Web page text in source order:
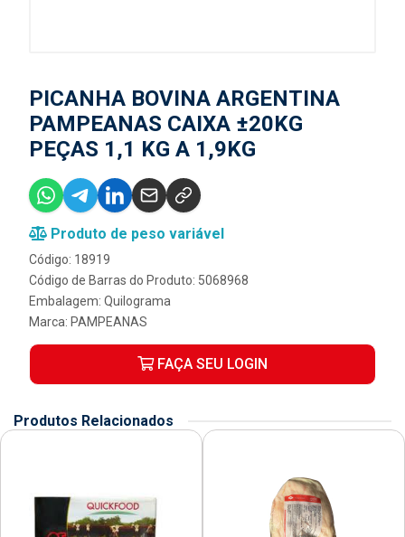
PICANHA BOVINA ARGENTINA
PAMPEANAS CAIXA ±20KG
PEÇAS 1,1 KG A 1,9KG
Produto de peso variável
Código: 18919
Código de Barras do Produto: 5068968
Embalagem: Quilograma
Marca: PAMPEANAS
FAÇA SEU LOGIN
Produtos Relacionados